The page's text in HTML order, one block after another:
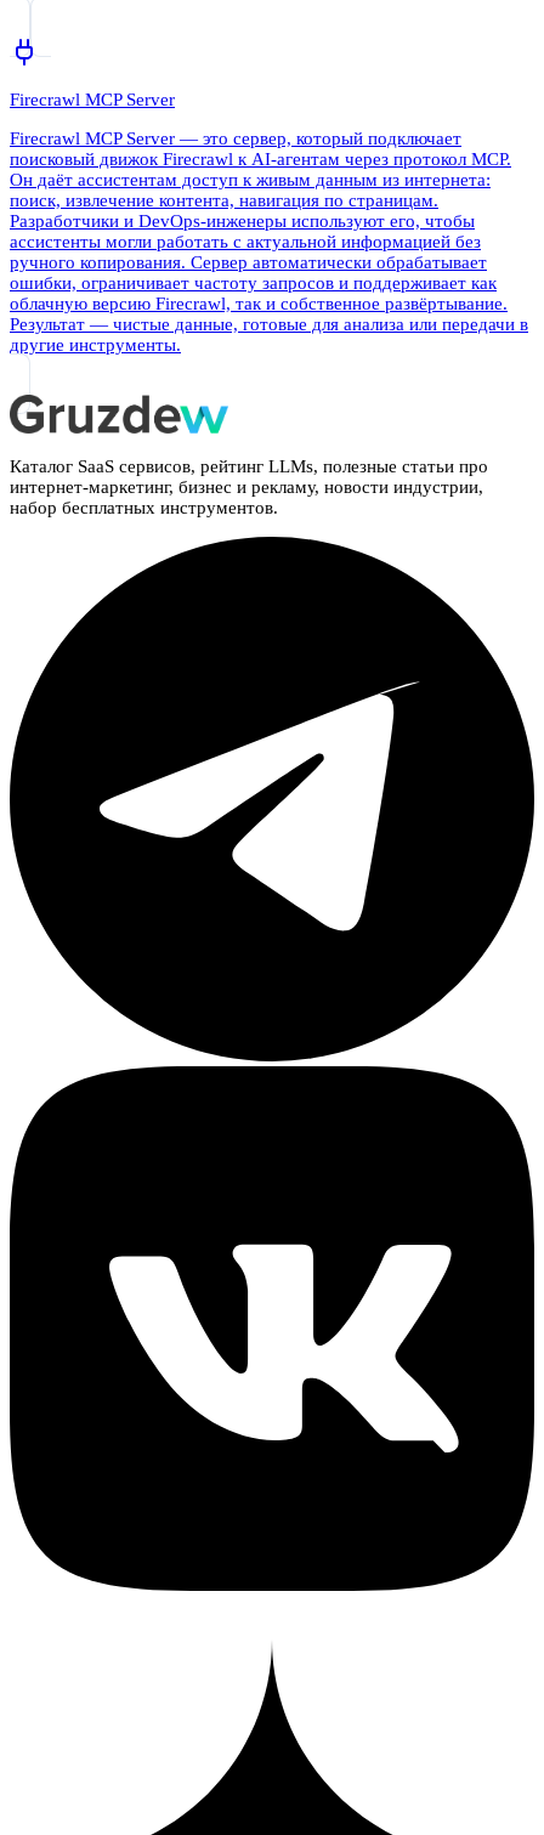
Firecrawl MCP Server
Firecrawl MCP Server — это сервер, который подключает
поисковый движок Firecrawl к AI-агентам через протокол MCP.
Он даёт ассистентам доступ к живым данным из интернета:
поиск, извлечение контента, навигация по страницам.
Разработчики и DevOps-инженеры используют его, чтобы
ассистенты могли работать с актуальной информацией без
ручного копирования. Сервер автоматически обрабатывает
ошибки, ограничивает частоту запросов и поддерживает как
облачную версию Firecrawl, так и собственное развёртывание.
Результат — чистые данные, готовые для анализа или передачи в
другие инструменты.
Каталог SaaS сервисов, рейтинг LLMs, полезные статьи про
интернет-маркетинг, бизнес и рекламу, новости индустрии,
набор бесплатных инструментов.